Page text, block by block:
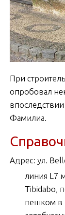
При
опробовал
Фамилиа.
Адрес: ул.
линия L7
Tibidabo,
пешком в